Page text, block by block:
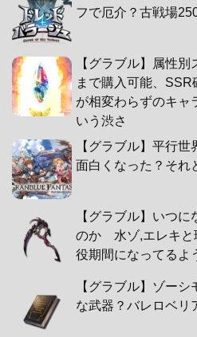
フで厄介？古戦場
【グラブル】属性
まで購入可能、
が相変わらずのキャ
いう渋さ
【グラブル】平行
面白くなった？それ
【グラブル】いつ
のか 水ゾ,エレキと
役期間になってるよ
【グラブル】ゾー
な武器？バレロベリ